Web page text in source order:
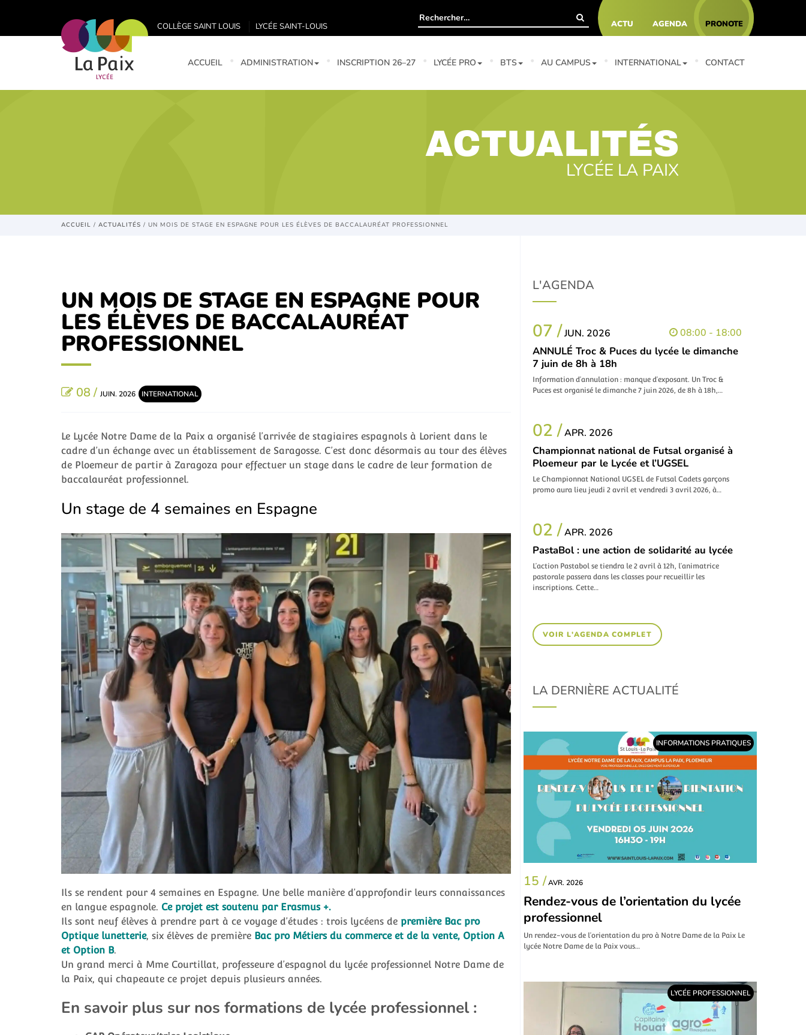
COLLÈGE SAINT LOUIS LYCÉE SAINT-LOUIS
Rechercher :
PRONOTE
AGENDA
ACTU
ACCUEIL ADMINISTRATION INSCRIPTION 26–27 LYCÉE PRO BTS AU CAMPUS INTERNATIONAL CONTACT
ACTUALITÉS
LYCÉE LA PAIX
ACCUEIL / ACTUALITÉS / UN MOIS DE STAGE EN ESPAGNE POUR LES ÉLÈVES DE BACCALAURÉAT PROFESSIONNEL
UN MOIS DE STAGE EN ESPAGNE POUR
LES ÉLÈVES DE BACCALAURÉAT
PROFESSIONNEL
08 / JUIN. 2026 INTERNATIONAL
Le Lycée Notre Dame de la Paix a organisé l’arrivée de stagiaires espagnols à Lorient dans le
cadre d’un échange avec un établissement de Saragosse. C’est donc désormais au tour des élèves
de Ploemeur de partir à Zaragoza pour effectuer un stage dans le cadre de leur formation de
baccalauréat professionnel.
Un stage de 4 semaines en Espagne
Ils se rendent pour 4 semaines en Espagne. Une belle manière d’approfondir leurs connaissances
en langue espagnole. Ce projet est soutenu par Erasmus +.
Ils sont neuf élèves à prendre part à ce voyage d’études : trois lycéens de première Bac pro
Optique lunetterie, six élèves de première Bac pro Métiers du commerce et de la vente, Option A
et Option B.
Un grand merci à Mme Courtillat, professeure d’espagnol du lycée professionnel Notre Dame de
la Paix, qui chapeaute ce projet depuis plusieurs années.
En savoir plus sur nos formations de lycée professionnel :
L'AGENDA
07 /JUN. 2026 08:00 - 18:00
ANNULÉ Troc & Puces du lycée le dimanche
7 juin de 8h à 18h
Information d’annulation : manque d’exposant. Un Troc &
Puces est organisé le dimanche 7 juin 2026, de 8h à 18h,…
02 /APR. 2026
Championnat national de Futsal organisé à
Ploemeur par le Lycée et l’UGSEL
Le Championnat National UGSEL de Futsal Cadets garçons
promo aura lieu jeudi 2 avril et vendredi 3 avril 2026, à…
02 /APR. 2026
PastaBol : une action de solidarité au lycée
L’action Pastabol se tiendra le 2 avril à 12h, l’animatrice
pastorale passera dans les classes pour recueillir les
inscriptions. Cette…
VOIR L'AGENDA COMPLET
LA DERNIÈRE ACTUALITÉ
INFORMATIONS PRATIQUES
15 /AVR. 2026
Rendez-vous de l’orientation du lycée
professionnel
Un rendez-vous de l’orientation du pro à Notre Dame de la Paix Le
lycée Notre Dame de la Paix vous…
LYCÉE PROFESSIONNEL